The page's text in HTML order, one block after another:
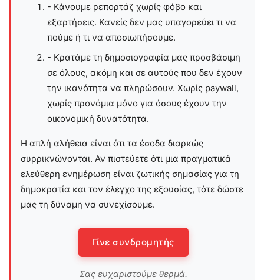
- Κάνουμε ρεπορτάζ χωρίς φόβο και
εξαρτήσεις. Κανείς δεν μας υπαγορεύει τι να
πούμε ή τι να αποσιωπήσουμε.
- Κρατάμε τη δημοσιογραφία μας προσβάσιμη
σε όλους, ακόμη και σε αυτούς που δεν έχουν
την ικανότητα να πληρώσουν. Χωρίς paywall,
χωρίς προνόμια μόνο για όσους έχουν την
οικονομική δυνατότητα.
Η απλή αλήθεια είναι ότι τα έσοδα διαρκώς
συρρικνώνονται. Αν πιστεύετε ότι μια πραγματικά
ελεύθερη ενημέρωση είναι ζωτικής σημασίας για τη
δημοκρατία και τον έλεγχο της εξουσίας, τότε δώστε
μας τη δύναμη να συνεχίσουμε.
Γίνε συνδρομητής
Σας ευχαριστούμε θερμά.